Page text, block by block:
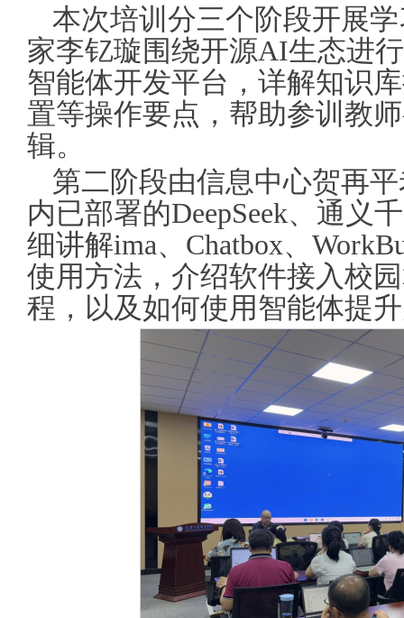
本次培训分三个阶段开展
家李钇璇围绕开源AI生态进
智能体开发平台，详解知识
置等操作要点，帮助参训教
辑。
第二阶段由信息中心贺再
内已部署的DeepSeek、通义
细讲解ima、Chatbox、
使用方法，介绍软件接入校
程，以及如何使用智能体提